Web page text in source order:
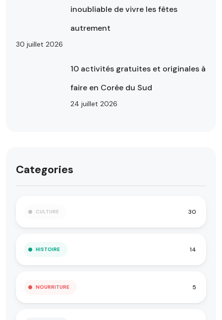
inoubliable de vivre les fêtes
autrement
30 juillet 2026
10 activités gratuites et originales à
faire en Corée du Sud
24 juillet 2026
Categories
CULTURE 30
HISTOIRE 14
NOURRITURE 5